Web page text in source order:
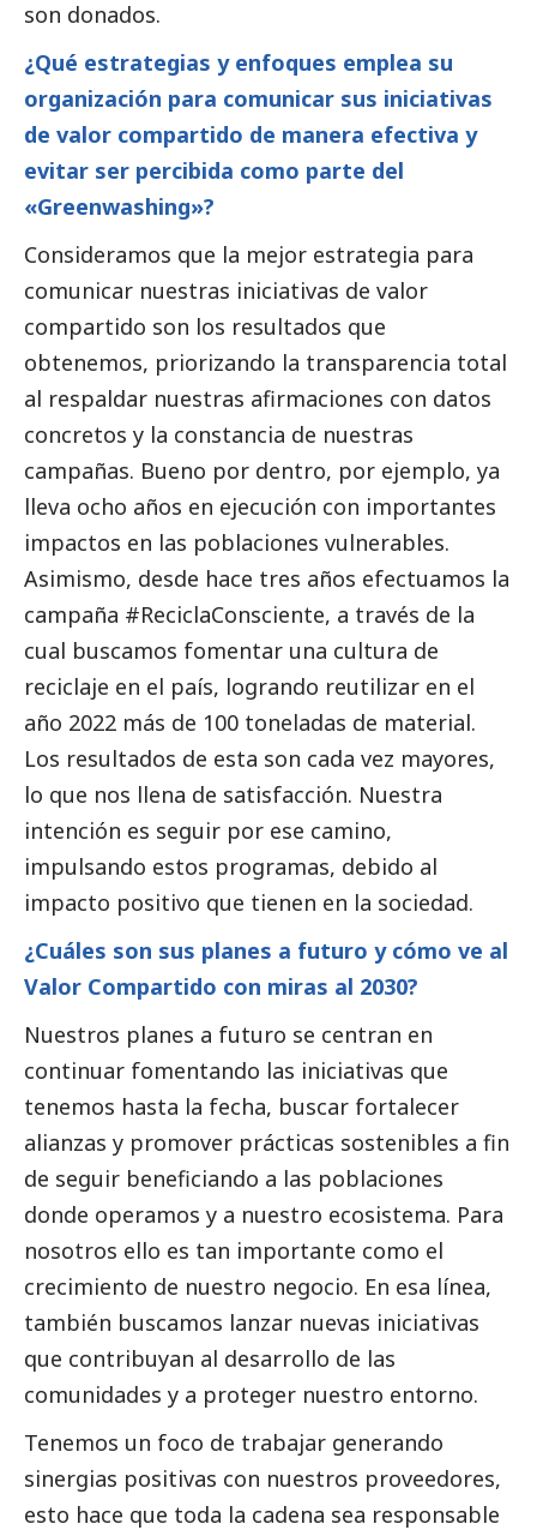
son donados.
¿Qué estrategias y enfoques emplea su
organización para comunicar sus iniciativas
de valor compartido de manera efectiva y
evitar ser percibida como parte del
«Greenwashing»?
Consideramos que la mejor estrategia para
comunicar nuestras iniciativas de valor
compartido son los resultados que
obtenemos, priorizando la transparencia total
al respaldar nuestras afirmaciones con datos
concretos y la constancia de nuestras
campañas. Bueno por dentro, por ejemplo, ya
lleva ocho años en ejecución con importantes
impactos en las poblaciones vulnerables.
Asimismo, desde hace tres años efectuamos la
campaña #ReciclaConsciente, a través de la
cual buscamos fomentar una cultura de
reciclaje en el país, logrando reutilizar en el
año 2022 más de 100 toneladas de material.
Los resultados de esta son cada vez mayores,
lo que nos llena de satisfacción. Nuestra
intención es seguir por ese camino,
impulsando estos programas, debido al
impacto positivo que tienen en la sociedad.
¿Cuáles son sus planes a futuro y cómo ve al
Valor Compartido con miras al 2030?
Nuestros planes a futuro se centran en
continuar fomentando las iniciativas que
tenemos hasta la fecha, buscar fortalecer
alianzas y promover prácticas sostenibles a fin
de seguir beneficiando a las poblaciones
donde operamos y a nuestro ecosistema. Para
nosotros ello es tan importante como el
crecimiento de nuestro negocio. En esa línea,
también buscamos lanzar nuevas iniciativas
que contribuyan al desarrollo de las
comunidades y a proteger nuestro entorno.
Tenemos un foco de trabajar generando
sinergias positivas con nuestros proveedores,
esto hace que toda la cadena sea responsable